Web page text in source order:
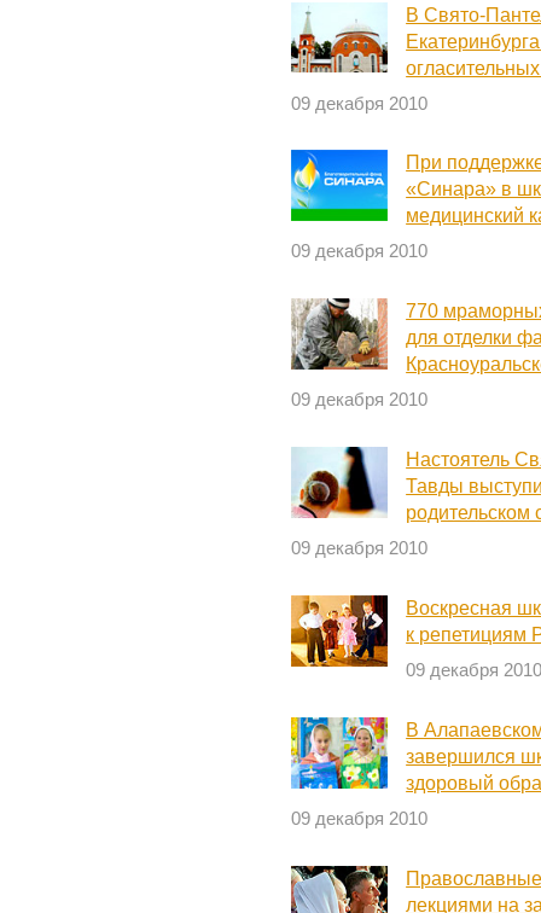
В Свято-
09 декабря 2010
При
«Синара» в
медицинский
09 декабря 2010
770
для отделки
09 декабря 2010
Настоятель
Тавды
родительском
09 декабря 2010
Воскресная
к репетициям
09 декабря
В
завершился
здоровый
09 декабря 2010
лекциями на